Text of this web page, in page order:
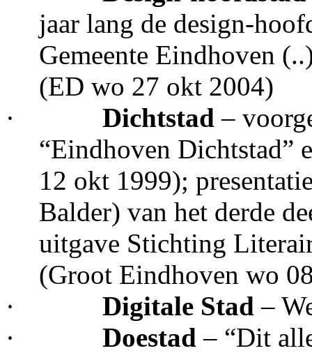
jaar lang de design-
Gemeente Eindhoven
(ED wo 27 okt 2004)
·
Dichtstad–
“Eindhoven Dichtstad”
12 okt 1999);
Balder) van het derde
uitgave Stichting
(Groot Eindhoven wo
·
Digitale Stad–
·
Doestad– “Dit